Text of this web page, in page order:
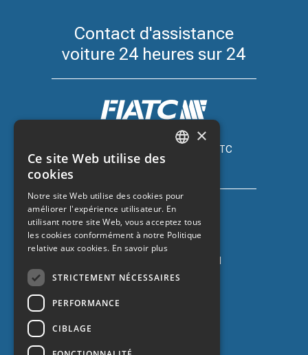
Contact d'assistance
voiture 24 heures sur 24
Assurance automobile avec FIATC
+34 918 66 98 06
+34 932 67 10 40
FRENCH
×
Ce site Web utilise des
cookies
Notre site Web utilise des cookies pour
améliorer l'expérience utilisateur. En
utilisant notre site Web, vous acceptez tous
les cookies conformément à notre Politique
relative aux cookies. En savoir plus
STRICTEMENT NÉCESSAIRES
PERFORMANCE
CIBLAGE